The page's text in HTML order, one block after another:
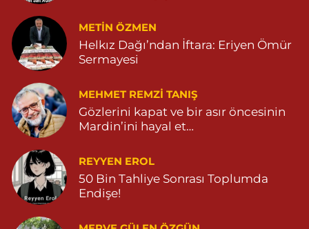
METIN ÖZMEN
Helkız Dağı’ndan İftara: Eriyen Ömür
Sermayesi
MEHMET REMZI TANIŞ
Gözlerini kapat ve bir asır öncesinin
Mardin’ini hayal et…
REYYEN EROL
50 Bin Tahliye Sonrası Toplumda
Endişe!